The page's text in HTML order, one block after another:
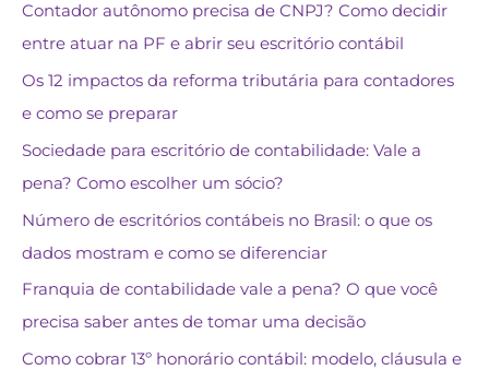
Contador autônomo precisa de CNPJ? Como decidir
entre atuar na PF e abrir seu escritório contábil
Os 12 impactos da reforma tributária para contadores
e como se preparar
Sociedade para escritório de contabilidade: Vale a
pena? Como escolher um sócio?
Número de escritórios contábeis no Brasil: o que os
dados mostram e como se diferenciar
Franquia de contabilidade vale a pena? O que você
precisa saber antes de tomar uma decisão
Como cobrar 13º honorário contábil: modelo, cláusula e